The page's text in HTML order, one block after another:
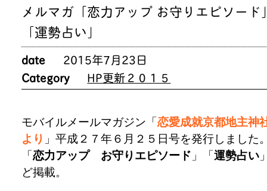
メルマガ「恋力アップ お守りエピソード
「運勢占い」
date
2015年7月23日
Category
HP更新２０１５
モバイルメールマガジン「恋愛成就京都地主神
より 」平成２７年６月２５日号を発行しました
「恋力アップ お守りエピソード 」「運勢占い
ど掲載。